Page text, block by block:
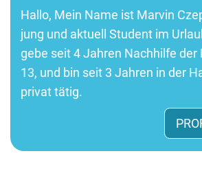
Hallo, Mein Name ist Marvin
jung und aktuell Student im
gebe seit 4 Jahren Nachhilfe der
13, und bin seit 3 Jahren in der
privat tätig.